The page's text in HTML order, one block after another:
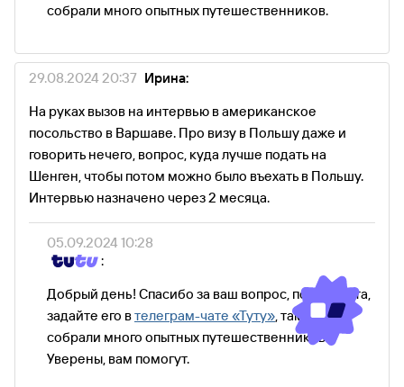
собрали много опытных путешественников.
29.08.2024 20:37 Ирина:
На руках вызов на интервью в американское
посольство в Варшаве. Про визу в Польшу даже и
говорить нечего, вопрос, куда лучше подать на
Шенген, чтобы потом можно было въехать в Польшу.
Интервью назначено через 2 месяца.
05.09.2024 10:28
:
Добрый день! Спасибо за ваш вопрос, пожалуйста,
задайте его втелеграм-чате «Туту» , там мы
собрали много опытных путешественников.
Уверены, вам помогут.